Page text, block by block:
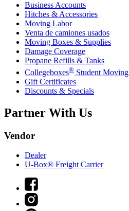
Business Accounts
Hitches & Accessories
Moving Labor
Venta de camiones usados
Moving Boxes & Supplies
Damage Coverage
Propane Refills & Tanks
Collegeboxes® Student Moving
Gift Certificates
Discounts & Specials
Partner With Us
Vendor
Dealer
U-Box® Freight Carrier